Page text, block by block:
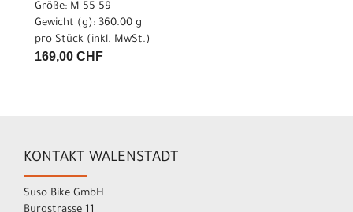
Größe: M 55-59
Gewicht (g): 360.00 g
pro Stück (inkl. MwSt.)
169,00 CHF
KONTAKT WALENSTADT
Suso Bike GmbH